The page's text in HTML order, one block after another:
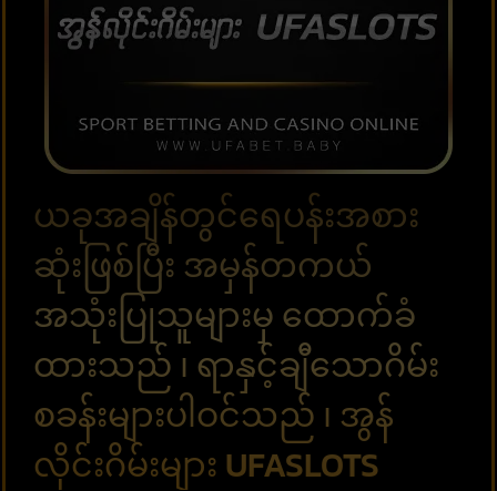
ယခုအချိန်တွင်ရေပန်းအစား
ဆုံးဖြစ်ပြီး အမှန်တကယ်
အသုံးပြုသူများမှ ထောက်ခံ
ထားသည် ၊ ရာနှင့်ချီသောဂိမ်း
စခန်းများပါဝင်သည် ၊ အွန်
လိုင်းဂိမ်းများ UFASLOTS